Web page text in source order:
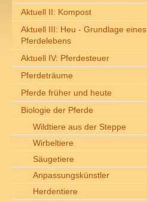
Aktuell II: Kompost
Aktuell III: Heu - Grundlage eines
Pferdelebens
Aktuell IV: Pferdesteuer
Pferdeträume
Pferde früher und heute
Biologie der Pferde
Wildtiere aus der Steppe
Wirbeltiere
Säugetiere
Anpassungskünstler
Herdentiere